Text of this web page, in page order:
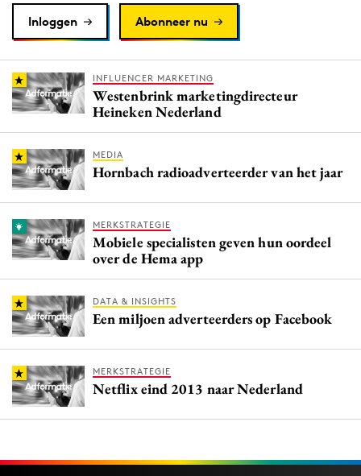
Inloggen Abonneer nu
INFLUENCER MARKETING
Westenbrink marketingdirecteur
Heineken Nederland
MEDIA
Hornbach radioadverteerder van het jaar
MERKSTRATEGIE
Mobiele specialisten geven hun oordeel
over de Hema app
DATA & INSIGHTS
Een miljoen adverteerders op Facebook
MERKSTRATEGIE
Netflix eind 2013 naar Nederland